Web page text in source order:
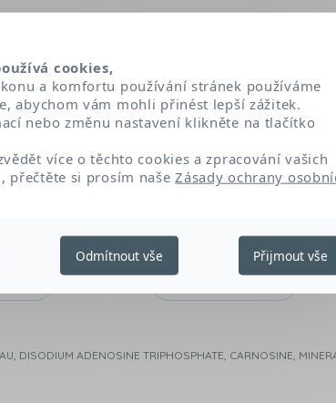
produktu: ty, které optimalizují nebo
mají velmi specifický fyzikálně-chemický účinek
Fructooligosaccharides
Sodium hyaluronate Dipotassium
ADENOSINE TRIPHOSPHATE, CARNOSINE,
cookies,
a komfortu používání stránek používáme
abychom vám mohli přinést lepší zážitek.
nebo změnu nastavení klikněte na tlačítko
více o těchto cookies a zpracování vašich
přečtěte si prosím našeZásady ochrany
Odmítnout vše Přijmout vše